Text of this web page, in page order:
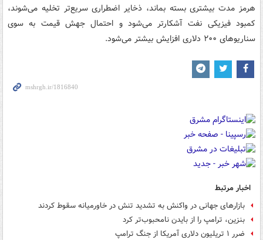
هرمز مدت بیشتری بسته بماند، ذخایر اضطراری سریع‌تر تخلیه می‌شوند،
کمبود فیزیکی نفت آشکارتر می‌شود و احتمال جهش قیمت به سوی
سناریوهای ۲۰۰ دلاری افزایش بیشتر می‌شود.
اخبار مرتبط
بازارهای جهانی در واکنش به تشدید تنش در خاورمیانه سقوط کردند
بنزین، ترامپ را از بایدن نامحبوب‌تر کرد
ضرر ۱ تریلیون دلاری آمریکا از جنگ ترامپ